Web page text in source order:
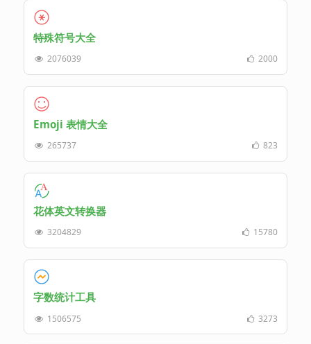
特殊符号大全
2076039 2000
Emoji 表情大全
265737 823
花体英文转换器
3204829 15780
字数统计工具
1506575 3273